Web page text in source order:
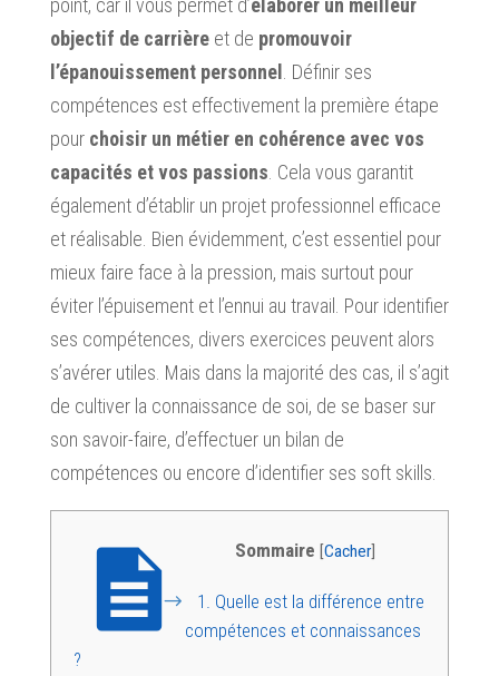
point, car il vous permet d’élaborer un meilleur
objectif de carrièreet de promouvoir
l’épanouissement personnel
. Définir ses
compétences est effectivement la première étape
pour choisir un métier en cohérence avec vos
capacités et vos passions . Cela vous garantit
également d’établir un projet professionnel efficace
et réalisable. Bien évidemment, c’est essentiel pour
mieux faire face à la pression, mais surtout pour
éviter l’épuisement et l’ennui au travail. Pour identifier
ses compétences, divers exercices peuvent alors
s’avérer utiles. Mais dans la majorité des cas, il s’agit
de cultiver la connaissance de soi, de se baser sur
son savoir-faire, d’effectuer un bilan de
compétences ou encore d’identifier ses soft skills.
Sommaire [Cacher]
1. Quelle est la différence entre
compétences et connaissances
?